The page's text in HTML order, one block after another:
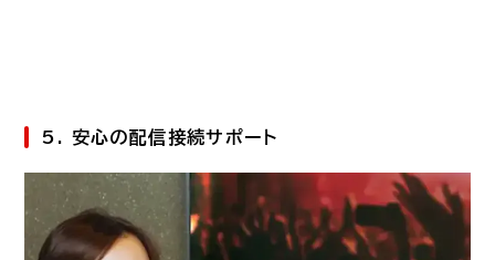
5. 安心の配信接続サポート